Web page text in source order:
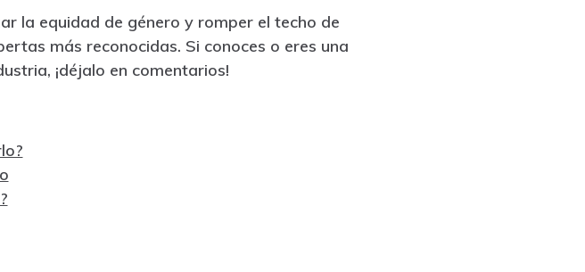
la equidad de género y romper el techo de
más reconocidas. Si conoces o eres una
¡déjalo en comentarios!